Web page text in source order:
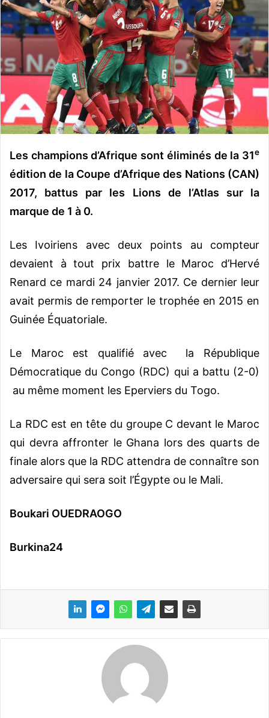
e
r
u
n
c
o
u
r
e
Les champions d’Afrique sont éliminés de la 31e
édition de la Coupe d’Afrique des Nations (CAN)
2017, battus par les Lions de l’Atlas sur la
marque de 1 à 0.
Les Ivoiriens avec deux points au compteur
devaient à tout prix battre le Maroc d’Hervé
Renard ce mardi 24 janvier 2017. Ce dernier leur
avait permis de remporter le trophée en 2015 en
Guinée Équatoriale.
Le Maroc est qualifié avec la République
Démocratique du Congo (RDC) qui a battu (2-0)
au même moment les Eperviers du Togo.
La RDC est en tête du groupe C devant le Maroc
qui devra affronter le Ghana lors des quarts de
finale alors que la RDC attendra de connaître son
adversaire qui sera soit l’Égypte ou le Mali.
Boukari OUEDRAOGO
Burkina24